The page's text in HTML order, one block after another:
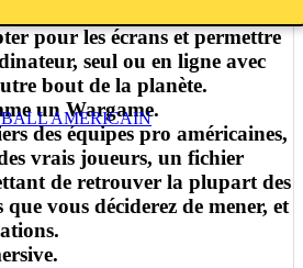
AMERICAIN
de Football Americain.
pour les écrans et permettre
seul ou en ligne avec
bout de la planète.
un Wargame.
des équipes pro américaines,
vrais joueurs, un fichier
de retrouver la plupart des
vous déciderez de mener, et